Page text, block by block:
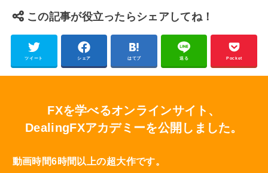
この記事が役立ったらシェアしてね！
ツイート シェア はてブ 送る Pocket
FXを学べるオンラインサイト、
DealingFXアカデミーを公開しました。
動画時間6時間以上の超大作です。